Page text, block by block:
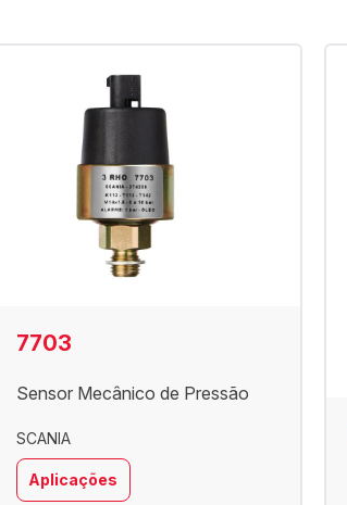
7703
Sensor Mecânico de Pressão
SCANIA
Aplicações